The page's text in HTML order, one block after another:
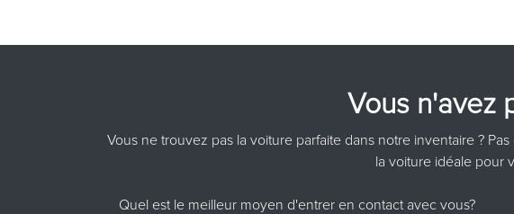
Vous n'avez
Vous ne trouvez pas la voiture parfaite dans notre inventaire ?
la voiture idéale pour
Quel est le meilleur moyen d'entrer en contact avec vous?